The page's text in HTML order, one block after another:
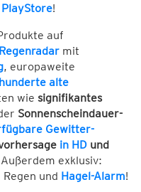
!
auf
mit
, europaweite
alte
wie signifikantes
Sonnenscheindauer-
Gewitter-
in HD und
exklusiv:
und Hagel-Alarm!